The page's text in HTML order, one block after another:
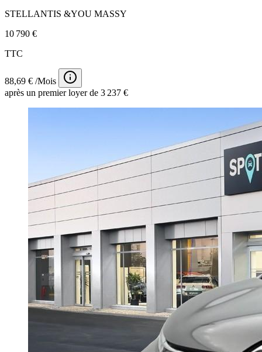
STELLANTIS &YOU MASSY
10 790 €
TTC
88,69 € /Mois
après un premier loyer de 3 237 €